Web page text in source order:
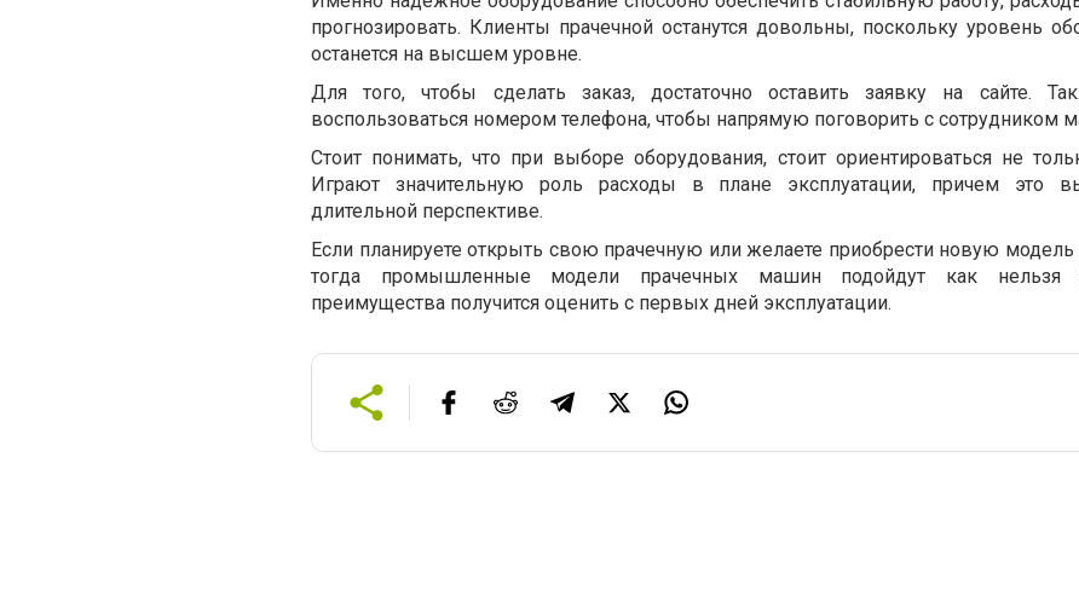
прогнозировать. Клиенты прачечной останутся довольны, поскольку уровень
останется на высшем уровне.
Для того, чтобы сделать заказ, достаточно оставить заявку на сайте.
воспользоваться номером телефона, чтобы напрямую поговорить с сотрудником
Стоит понимать, что при выборе оборудования, стоит ориентироваться не
Играют значительную роль расходы в плане эксплуатации, причем это
длительной перспективе.
Если планируете открыть свою прачечную или желаете приобрести новую модель
тогда промышленные модели прачечных машин подойдут как нельзя
преимущества получится оценить с первых дней эксплуатации.